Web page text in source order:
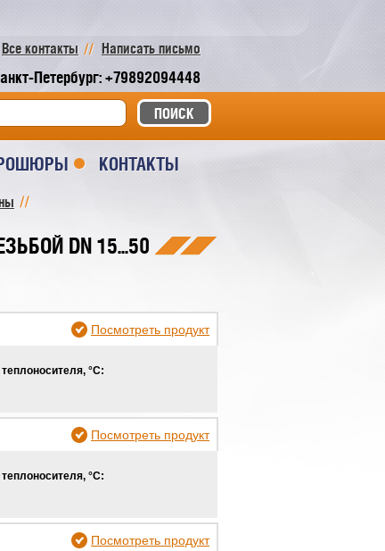
Все контакты Написать письмо
Петербург: +79892094448
КОНТАКТЫ
DN 15...50
Посмотреть продукт
°С:
Посмотреть продукт
°С:
Посмотреть продукт